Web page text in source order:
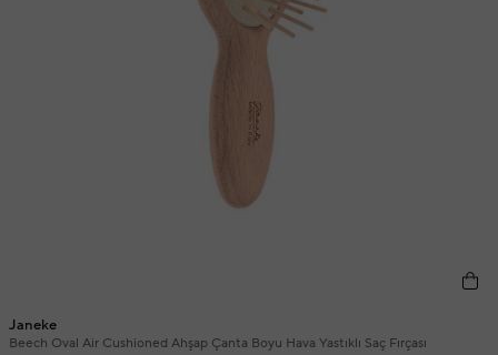
Janeke
Beech Oval Air Cushioned Ahşap Çanta Boyu Hava Yastıklı Saç Fırçası